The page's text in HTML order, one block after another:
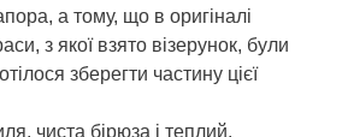
а тому, що в оригіналі
з якої взято візерунок, були
зберегти частину цієї
чиста бірюза і теплий,